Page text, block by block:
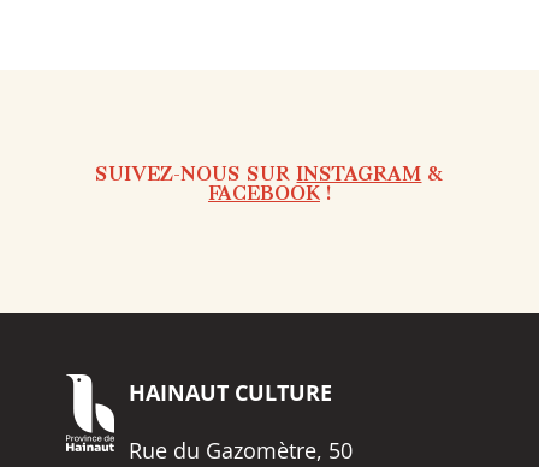
SUIVEZ-NOUS SURINSTAGRAM &
FACEBOOK!
HAINAUT CULTURE
Rue du Gazomètre, 50